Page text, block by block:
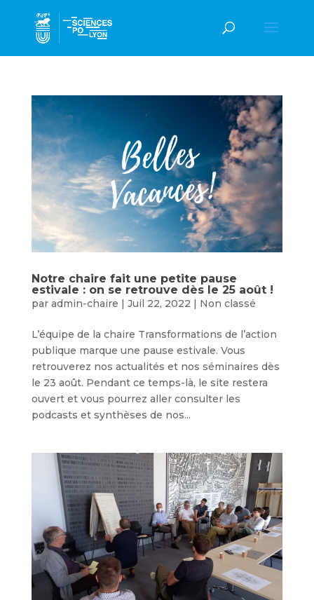
Notre chaire fait une petite pause
estivale : on se retrouve dès le 25 août !
par admin-chaire | Juil 22, 2022 | Non classé
L’équipe de la chaire Transformations de l’action
publique marque une pause estivale. Vous
retrouverez nos actualités et nos séminaires dès
le 23 août. Pendant ce temps-là, le site restera
ouvert et vous pourrez aller consulter les
podcasts et synthèses de nos...